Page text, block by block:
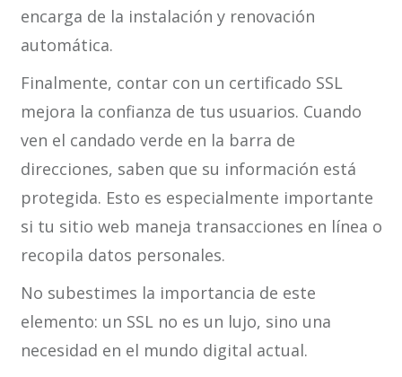
encarga de la instalación y renovación
automática.
Finalmente, contar con un certificado SSL
mejora la confianza de tus usuarios. Cuando
ven el candado verde en la barra de
direcciones, saben que su información está
protegida. Esto es especialmente importante
si tu sitio web maneja transacciones en línea o
recopila datos personales.
No subestimes la importancia de este
elemento: un SSL no es un lujo, sino una
necesidad en el mundo digital actual.